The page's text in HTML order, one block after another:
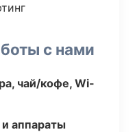
с нами
чай/кофе, Wi-
аппараты